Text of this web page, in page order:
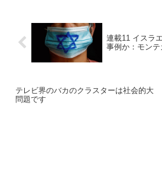
連載11 イスラ
事例か：モン
テレビ界のバカのクラスターは社会的大
問題です